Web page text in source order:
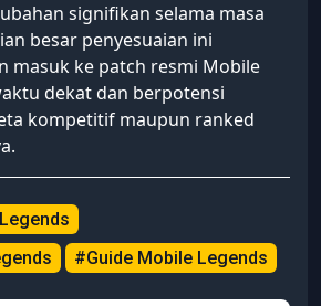
signifikan selama masa
besar penyesuaian ini
masuk ke patch resmi Mobile
dekat dan berpotensi
kompetitif maupun ranked
#Guide Mobile Legends